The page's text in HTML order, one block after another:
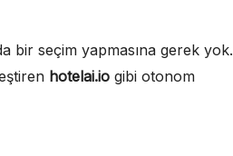
bir seçim yapmasına gerek yok.
hotelai.io gibi otonom